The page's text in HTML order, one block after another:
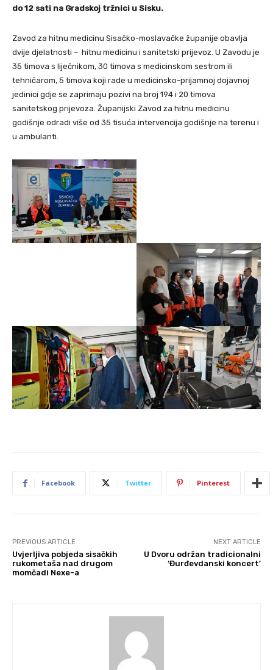
do 12 sati na Gradskoj tržnici u Sisku.
Zavod za hitnu medicinu Sisačko-moslavačke županije obavlja
dvije djelatnosti – hitnu medicinu i sanitetski prijevoz. U Zavodu je
35 timova s liječnikom, 30 timova s medicinskom sestrom ili
tehničarom, 5 timova koji rade u medicinsko-prijamnoj dojavnoj
jedinici gdje se zaprimaju pozivi na broj 194 i 20 timova
sanitetskog prijevoza. Županijski Zavod za hitnu medicinu
godišnje odradi više od 35 tisuća intervencija godišnje na terenu i
u ambulanti.
Facebook Twitter Pinterest
PREVIOUS ARTICLE
Uvjerljiva pobjeda sisačkih
rukometaša nad drugom
momčadi Nexe-a
NEXT ARTICLE
U Dvoru održan tradicionalni
‘Đurđevdanski koncert’